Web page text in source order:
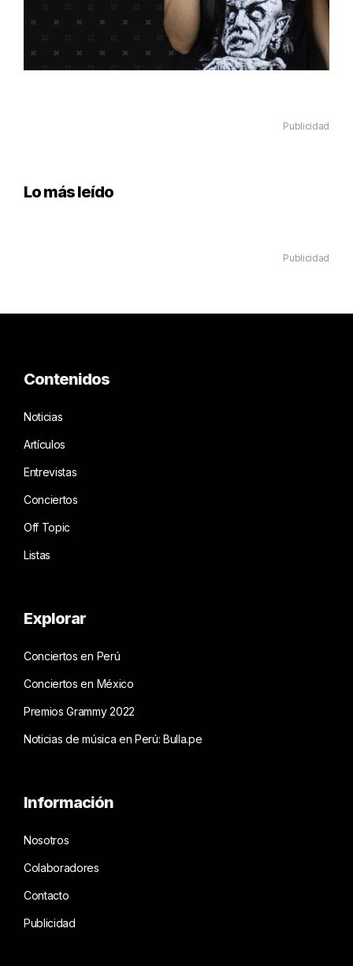
Publicidad
Lo más leído
Publicidad
Contenidos
Noticias
Artículos
Entrevistas
Conciertos
Off Topic
Listas
Explorar
Conciertos en Perú
Conciertos en México
Premios Grammy 2022
Noticias de música en Perú: Bulla.pe
Información
Nosotros
Colaboradores
Contacto
Publicidad